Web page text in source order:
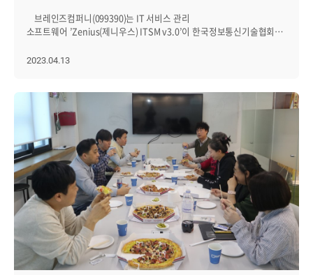
브레인즈컴퍼니(099390)는 IT 서비스 관리
소프트웨어 ’Zenius(제니우스) ITSM v3.0’이 한국정보통신기술협회
국산 소프트웨어의 품질을 증명하는 국가 인증제도다. 국제표준화기구
Zenius ITSM(IT Service Management system)은 국제표준 ITIL(IT
Infrastructure Library)을 기반으로 IT 서비스 부서의 업무 프로세스를
자동화 및 통합하는 소프트웨어로서, IT 문제 해결과 개선을 위한
체계적이고 모범적인 프로세스를 제공한다. Zenius ITSM v3.0은
로우코드 기반의 워크플로우 엔진과 구성정보데이터베이스
(CMDB) 엔진을 탑재했으며, 워크플로우를 쉽게 생성하고 수정할 수
있는 프로세스 및 폼 디자이너를 포함하고 있다. 강선근
브레인즈컴퍼니 대표는 “브레인즈컴퍼니는 Zenius ITSM v3.0을
소규모 기업, 스타트업, 공공시장 등 다양한 시장에 공격적으로 확대해
나갈 예정이며, 적은 초기 비용으로 도입이 가능하도록 SaaS(Software
as a Service, 서비스형 소프트웨어) 형태의 서비스 출시를 준비
중”이라고 밝혔다.
2023.04.13